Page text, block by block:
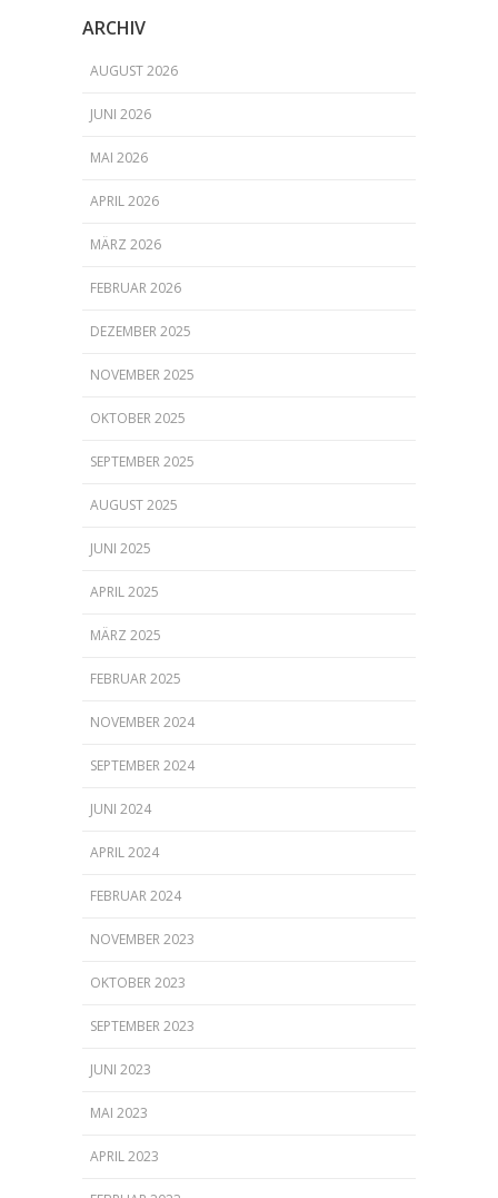
ARCHIV
AUGUST 2026
JUNI 2026
MAI 2026
APRIL 2026
MÄRZ 2026
FEBRUAR 2026
DEZEMBER 2025
NOVEMBER 2025
OKTOBER 2025
SEPTEMBER 2025
AUGUST 2025
JUNI 2025
APRIL 2025
MÄRZ 2025
FEBRUAR 2025
NOVEMBER 2024
SEPTEMBER 2024
JUNI 2024
APRIL 2024
FEBRUAR 2024
NOVEMBER 2023
OKTOBER 2023
SEPTEMBER 2023
JUNI 2023
MAI 2023
APRIL 2023